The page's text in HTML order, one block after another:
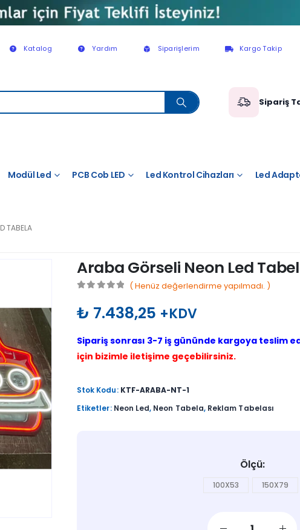
Katalog Yardım Siparişlerim Kargo Takip
Sipariş
Modül Led PCB Cob LED Led Kontrol Cihazları Led
TABELA
Araba Görseli Neon Led
( Henüz değerlendirme yapılmadı. )
₺ 7.438,25 +KDV
Sipariş sonrası 3-7 iş gününde kargoya teslim
için bizimle iletişime geçebilirsiniz.
Stok Kodu: KTF-ARABA-NT-1
Etiketler: Neon Led, Neon Tabela, Reklam Tabelası
Ölçü
100X53 150X79